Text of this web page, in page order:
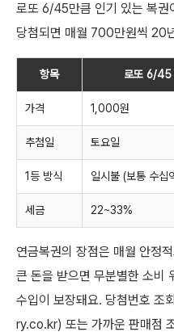
로또 6/45만큼 인기 있는 복권
당첨되면 매월 700만원씩 20
항목 로또 6/45
가격 1,000원
추첨일 토요일
1등 방식 일시불 (보통 수십
세금 22~33%
연금복권의 장점은 매월 안정
큰 돈을 받으면 무분별한 소비
수입이 보장돼요. 당첨번호
ry.co.kr) 또는 가까운 판매점